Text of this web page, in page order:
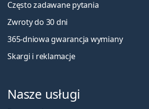
Często zadawane pytania
Zwroty do 30 dni
365-dniowa gwarancja wymiany
Skargi i reklamacje
Nasze usługi